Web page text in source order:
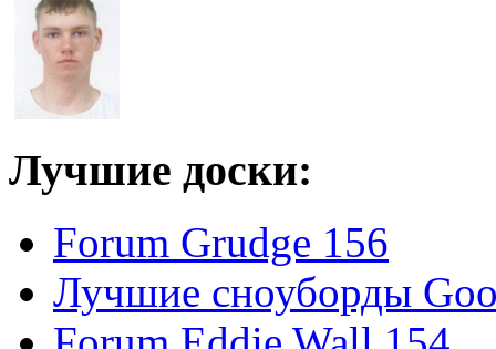
Лучшие доски:
Forum Grudge 156
Лучшие сноуборды